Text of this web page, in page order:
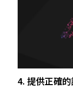
4. 提供正確